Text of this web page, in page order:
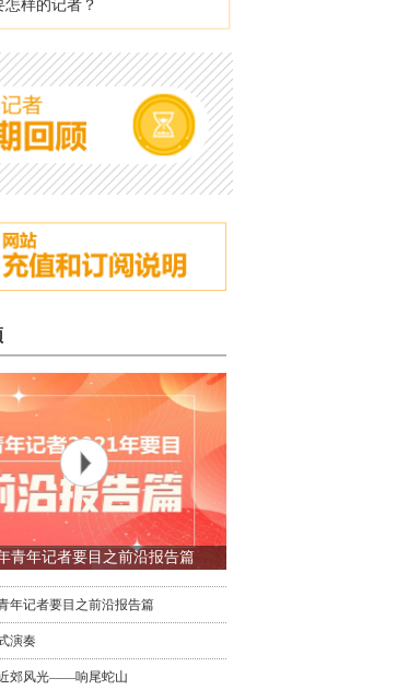
怎样的记者？
青年记者要目之前沿报告篇
年记者要目之前沿报告篇
演奏
郊风光——响尾蛇山